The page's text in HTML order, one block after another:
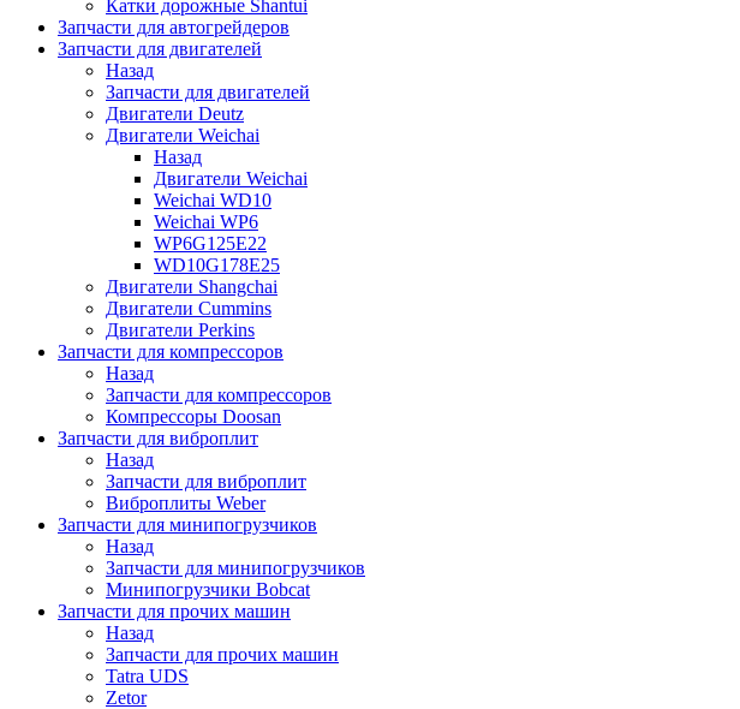
Катки дорожные Shantui
Запчасти для автогрейдеров
Запчасти для двигателей
Назад
Запчасти для двигателей
Двигатели Deutz
Двигатели Weichai
Назад
Двигатели Weichai
Weichai WD10
Weichai WP6
WP6G125E22
WD10G178E25
Двигатели Shangchai
Двигатели Cummins
Двигатели Perkins
Запчасти для компрессоров
Назад
Запчасти для компрессоров
Компрессоры Doosan
Запчасти для виброплит
Назад
Запчасти для виброплит
Виброплиты Weber
Запчасти для минипогрузчиков
Назад
Запчасти для минипогрузчиков
Минипогрузчики Bobcat
Запчасти для прочих машин
Назад
Запчасти для прочих машин
Tatra UDS
Zetor